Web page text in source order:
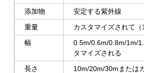
添加物
安定する紫外線
重量
カスタマイズされて（
幅
0.5m/0.6m/0.8m/1m/
タマイズされる
長さ
10m/20m/30mまたは